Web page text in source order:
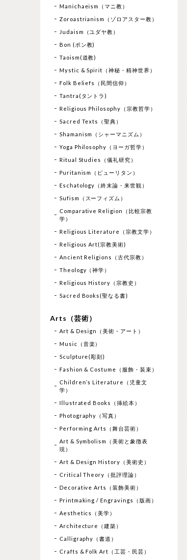
Manichaeism（マニ教）
Zoroastrianism（ゾロアスター教）
Judaism（ユダヤ教）
Bon (ボン教)
Taoism(道教)
Mystic & Spirit（神秘・精神世界）
Folk Beliefs（民間信仰）
Tantra(タントラ)
Religious Philosophy（宗教哲学）
Sacred Texts（聖典）
Shamanism（シャーマニズム）
Yoga Philosophy（ヨーガ哲学）
Ritual Studies（儀礼研究）
Puritanism（ピューリタン）
Eschatology（終末論・来世観）
Sufism（スーフィズム）
Comparative Religion（比較宗教
学）
Religious Literature（宗教文学）
Religious Art(宗教美術)
Ancient Religions（古代宗教）
Theology（神学）
Religious History（宗教史）
Sacred Books(聖なる書)
Arts（芸術）
Art & Design（美術・アート）
Music（音楽）
Sculpture(彫刻)
Fashion & Costume（服飾・装束）
Children’s Literature（児童文
学）
Illustrated Books（挿絵本）
Photography（写真）
Performing Arts（舞台芸術）
Art & Symbolism（美術と象徴表
現）
Art & Design History（美術史）
Critical Theory（批評理論）
Decorative Arts（装飾美術）
Printmaking / Engravings（版画）
Aesthetics（美学）
Architecture（建築）
Calligraphy（書道）
Crafts & Folk Art（工芸・民芸）